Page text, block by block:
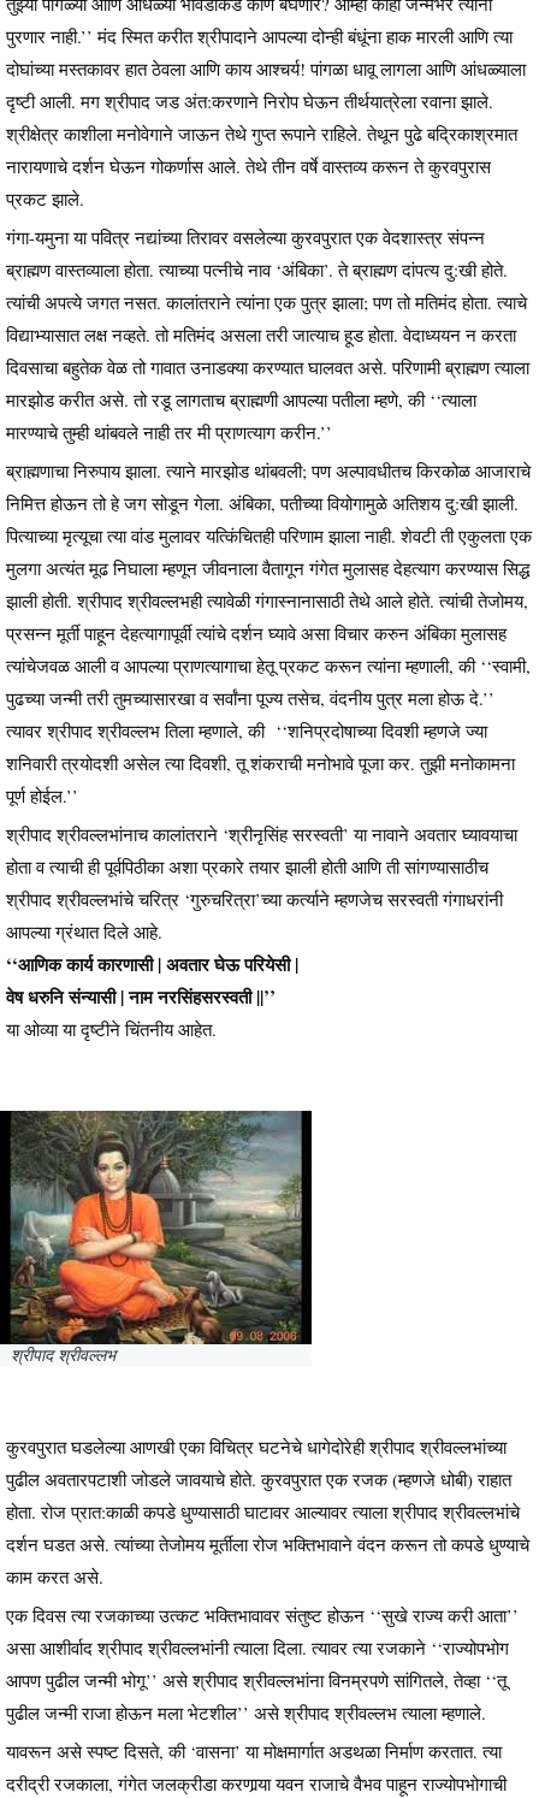
पुरणार नाही.’’ मंद स्मित करीत श्रीपादाने आपल्या दोन्ही बंधूंना हाक मारली आणि त्या
दोघांच्या मस्तकावर हात ठेवला आणि काय आश्चर्य! पांगळा धावू लागला आणि आंधळ्याला
दृष्टी आली. मग श्रीपाद जड अंत:करणाने निरोप घेऊन तीर्थयात्रेला रवाना झाले.
श्रीक्षेत्र काशीला मनोवेगाने जाऊन तेथे गुप्त रूपाने राहिले. तेथून पुढे बद्रिकाश्रमात
नारायणाचे दर्शन घेऊन गोकर्णास आले. तेथे तीन वर्षे वास्तव्य करून ते कुरवपुरास
प्रकट झाले.
गंगा-यमुना या पवित्र नद्यांच्या तिरावर वसलेल्या कुरवपुरात एक वेदशास्त्र संपन्न
ब्राह्मण वास्तव्याला होता. त्याच्या पत्नीचे नाव ‘अंबिका’. ते ब्राह्मण दांपत्य दु:खी होते.
त्यांची अपत्ये जगत नसत. कालांतराने त्यांना एक पुत्र झाला; पण तो मतिमंद होता. त्याचे
विद्याभ्यासात लक्ष नव्हते. तो मतिमंद असला तरी जात्याच हूड होता. वेदाध्ययन न करता
दिवसाचा बहुतेक वेळ तो गावात उनाडक्या करण्यात घालवत असे. परिणामी ब्राह्मण त्याला
मारझोड करीत असे. तो रडू लागताच ब्राह्मणी आपल्या पतीला म्हणे, की ‘‘त्याला
मारण्याचे तुम्ही थांबवले नाही तर मी प्राणत्याग करीन.’’
ब्राह्मणाचा निरुपाय झाला. त्याने मारझोड थांबवली; पण अल्पावधीतच किरकोळ आजाराचे
निमित्त होऊन तो हे जग सोडून गेला. अंबिका, पतीच्या वियोगामुळे अतिशय दु:खी झाली.
पित्याच्या मृत्यूचा त्या वांड मुलावर यत्किंचितही परिणाम झाला नाही. शेवटी ती एकुलता एक
मुलगा अत्यंत मूढ निघाला म्हणून जीवनाला वैतागून गंगेत मुलासह देहत्याग करण्यास सिद्ध
झाली होती. श्रीपाद श्रीवल्लभही त्यावेळी गंगास्नानासाठी तेथे आले होते. त्यांची तेजोमय,
प्रसन्न मूर्ती पाहून देहत्यागापूर्वी त्यांचे दर्शन घ्यावे असा विचार करुन अंबिका मुलासह
त्यांचेजवळ आली व आपल्या प्राणत्यागाचा हेतू प्रकट करून त्यांना म्हणाली, की ‘‘स्वामी,
पुढच्या जन्मी तरी तुमच्यासारखा व सर्वांना पूज्य तसेच, वंदनीय पुत्र मला होऊ दे.’’
त्यावर श्रीपाद श्रीवल्लभ तिला म्हणाले, की ‘‘शनिप्रदोषाच्या दिवशी म्हणजे ज्या
शनिवारी त्रयोदशी असेल त्या दिवशी, तू शंकराची मनोभावे पूजा कर. तुझी मनोकामना
पूर्ण होईल.’’
श्रीपाद श्रीवल्लभांनाच कालांतराने ‘श्रीनृसिंह सरस्वती’ या नावाने अवतार घ्यावयाचा
होता व त्याची ही पूर्वपिठीका अशा प्रकारे तयार झाली होती आणि ती सांगण्यासाठीच
श्रीपाद श्रीवल्लभांचे चरित्र ‘गुरुचरित्रा’च्या कर्त्याने म्हणजेच सरस्वती गंगाधरांनी
आपल्या ग्रंथात दिले आहे.
‘‘आणिक कार्य कारणासी | अवतार घेऊ परियेसी |
वेष धरुनि संन्यासी | नाम नरसिंहसरस्वती ||’’
या ओव्या या दृष्टीने चिंतनीय आहेत.
श्रीपाद श्रीवल्लभ
कुरवपुरात घडलेल्या आणखी एका विचित्र घटनेचे धागेदोरेही श्रीपाद श्रीवल्लभांच्या
पुढील अवतारपटाशी जोडले जावयाचे होते. कुरवपुरात एक रजक (म्हणजे धोबी) राहात
होता. रोज प्रात:काळी कपडे धुण्यासाठी घाटावर आल्यावर त्याला श्रीपाद श्रीवल्लभांचे
दर्शन घडत असे. त्यांच्या तेजोमय मूर्तीला रोज भक्तिभावाने वंदन करून तो कपडे धुण्याचे
काम करत असे.
एक दिवस त्या रजकाच्या उत्कट भक्तिभावावर संतुष्ट होऊन ‘‘सुखे राज्य करी आता’’
असा आशीर्वाद श्रीपाद श्रीवल्लभांनी त्याला दिला. त्यावर त्या रजकाने ‘‘राज्योपभोग
आपण पुढील जन्मी भोगू’’ असे श्रीपाद श्रीवल्लभांना विनम्रपणे सांगितले, तेव्हा ‘‘तू
पुढील जन्मी राजा होऊन मला भेटशील’’ असे श्रीपाद श्रीवल्लभ त्याला म्हणाले.
यावरून असे स्पष्ट दिसते, की ‘वासना’ या मोक्षमार्गात अडथळा निर्माण करतात. त्या
दरीद्री रजकाला, गंगेत जलक्रीडा करणार्‍या यवन राजाचे वैभव पाहून राज्योपभोगाची